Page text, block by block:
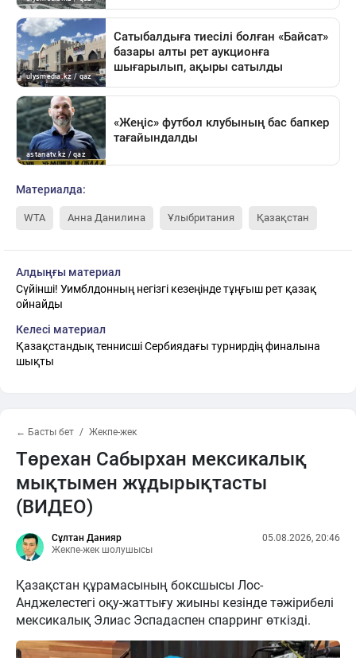
Материалда:
WTA Анна Данилина Ұлыбритания Қазақстан
Алдыңғы материал
Сүйінші! Уимблдонның негізгі кезеңінде тұңғыш рет қазақ
ойнайды
Келесі материал
Қазақстандық теннисші Сербиядағы турнирдің финалына
шықты
← Басты бет Жекпе-жек
Төрехан Сабырхан мексикалық
мықтымен жұдырықтасты
(ВИДЕО)
Сұлтан Данияр
Жекпе-жек шолушысы
05.08.2026, 20:46
Қазақстан құрамасының боксшысы Лос-
Анджелестегі оқу-жаттығу жиыны кезінде тәжірибелі
мексикалық Элиас Эспадаспен спарринг өткізді.